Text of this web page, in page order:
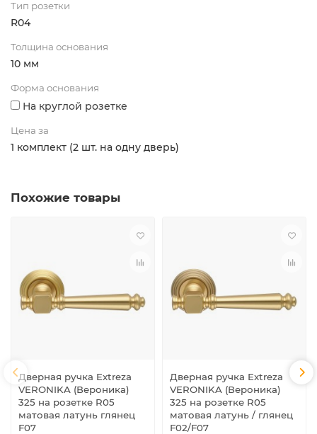
Тип розетки
R04
Толщина основания
10 мм
Форма основания
На круглой розетке
Цена за
1 комплект (2 шт. на одну дверь)
Похожие товары
Дверная ручка Extreza
VERONIKA (Вероника)
325 на розетке R05
матовая латунь глянец
F07
Дверная ручка Extreza
VERONIKA (Вероника)
325 на розетке R05
матовая латунь / глянец
F02/F07